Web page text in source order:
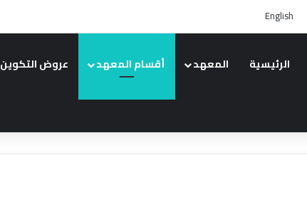
English
الرئيسية المعهد أقسام المعهد عروض التكوين